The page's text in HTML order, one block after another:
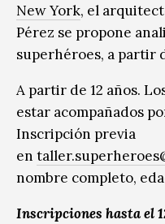
New York, el
Pérez se propone
superhéroes, a partir
A partir de 12 años.
estar acompañados
Inscripción previa
en
nombre completo,
Inscripciones hasta el